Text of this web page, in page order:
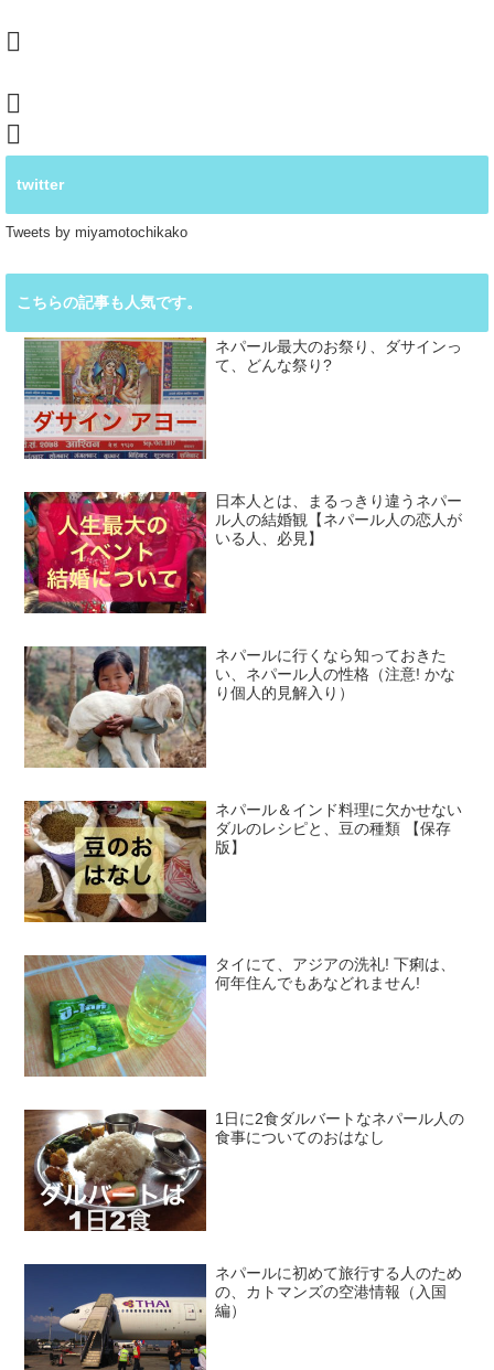
twitter
Tweets by miyamotochikako
こちらの記事も人気です。
ネパール最大のお祭り、ダサインっ
て、どんな祭り?
日本人とは、まるっきり違うネパー
ル人の結婚観【ネパール人の恋人が
いる人、必見】
ネパールに行くなら知っておきた
い、ネパール人の性格（注意! かな
り個人的見解入り）
ネパール＆インド料理に欠かせない
ダルのレシピと、豆の種類 【保存
版】
タイにて、アジアの洗礼! 下痢は、
何年住んでもあなどれません!
1日に2食ダルバートなネパール人の
食事についてのおはなし
ネパールに初めて旅行する人のため
の、カトマンズの空港情報（入国
編）